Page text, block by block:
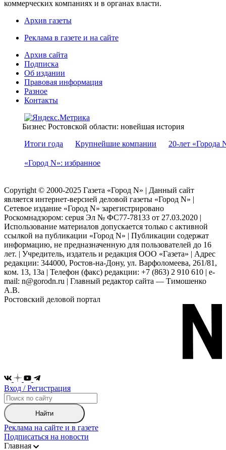
коммерческих компаниях и в органах власти.
Архив газеты
Реклама в газете и на сайте
Архив сайта
Подписка
Об издании
Правовая информация
Разное
Контакты
Бизнес Ростовской области: новейшая история
Итоги года
Крупнейшие компании 20-лет «Города
«Город N»: избранное
Copyright © 2000-2025 Газета «Город N» | Данный сайт
является интернет-версией деловой газеты «Город N» |
Сетевое издание «Город N» зарегистрировано
Роскомнадзором: серuя Эл № ФС77-78133 от 27.03.2020 |
Использование материалов допускается только с активной
ссылкой на публикации «Город N» | Публикации содержат
информацию, не предназначенную для пользователей до 16
лет. | Учредитель, издатель и редакция ООО «Газета» | Адрес
редакции: 344000, Ростов-на-Дону, ул. Варфоломеева, 261/81,
ком. 13, 13а | Телефон (факс) редакции: +7 (863) 2 910 610 | e-
mail: n@gorodn.ru | Главный редактор сайта — Тимошенко
А.В.
Ростовский деловой портал
Вход / Регистрация
Найти
Реклама на сайте и в газете
Подписаться на новости
Главная